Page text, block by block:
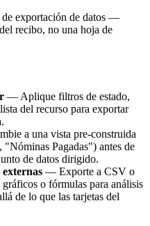
de exportación de datos —
recibo, no una hoja de
— Aplique filtros de estado,
del recurso para exportar
a una vista pre-construida
Pagadas") antes de
de datos dirigido.
— Exporte a CSV o
o fórmulas para análisis
de lo que las tarjetas del